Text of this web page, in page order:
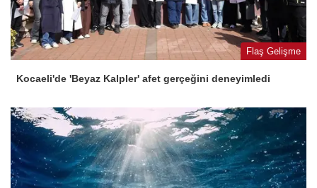
Flaş Gelişme
Kocaeli'de 'Beyaz Kalpler' afet gerçeğini deneyimledi